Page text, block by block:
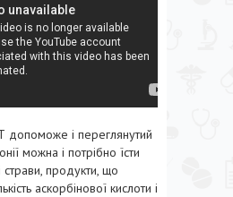
допоможе і переглянутий
можна і потрібно їсти
страви, продукти, що
аскорбінової кислоти і